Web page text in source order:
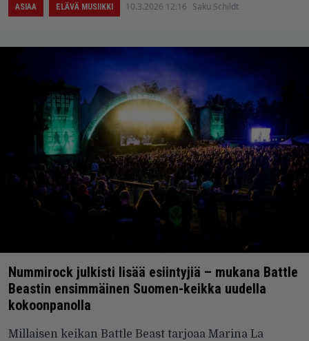
ASIAA ELÄVÄ MUSIIKKI 10.3.2026 12:16 Saku Schildt
Nummirock julkisti lisää esiintyjiä – mukana Battle
Beastin ensimmäinen Suomen-keikka uudella
kokoonpanolla
Millaisen keikan Battle Beast tarjoaa Marina La